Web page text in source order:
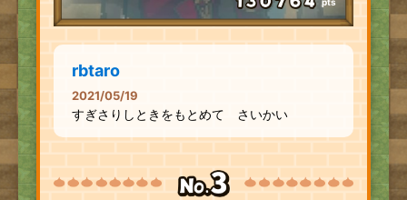
rbtaro
2021/05/19
すぎさりしときをもとめて さいかい